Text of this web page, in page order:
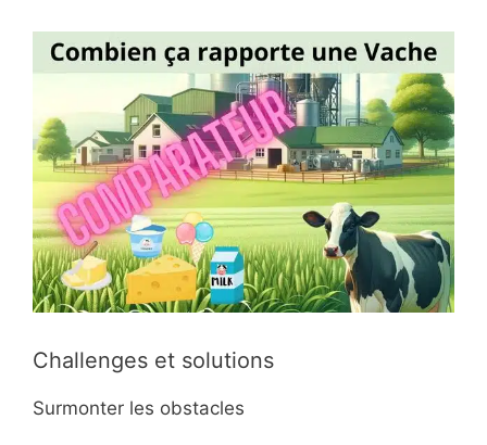
Challenges et solutions
Surmonter les obstacles